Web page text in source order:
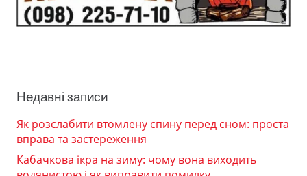
Недавні записи
Як розслабити втомлену спину перед сном: проста
вправа та застереження
Кабачкова ікра на зиму: чому вона виходить